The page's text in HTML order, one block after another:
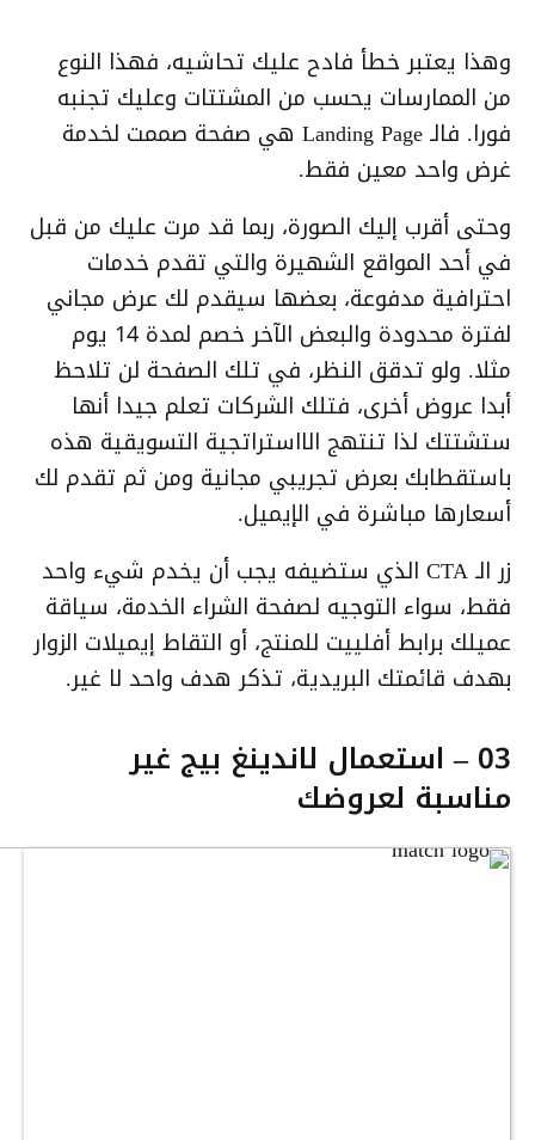
وهذا يعتبر خطأ فادح عليك تحاشيه، فهذا النوع
من الممارسات يحسب من المشتتات وعليك تجنبه
فورا. فالـ Landing Page هي صفحة صممت لخدمة
غرض واحد معين فقط.
وحتى أقرب إليك الصورة، ربما قد مرت عليك من قبل
في أحد المواقع الشهيرة والتي تقدم خدمات
احترافية مدفوعة، بعضها سيقدم لك عرض مجاني
لفترة محدودة والبعض الآخر خصم لمدة 14 يوم
مثلا. ولو تدقق النظر، في تلك الصفحة لن تلاحظ
أبدا عروض أخرى، فتلك الشركات تعلم جيدا أنها
ستشتتك لذا تنتهج الااستراتجية التسويقية هذه
باستقطابك بعرض تجريبي مجانية ومن ثم تقدم لك
أسعارها مباشرة في الإيميل.
زر الـ CTA الذي ستضيفه يجب أن يخدم شيء واحد
فقط، سواء التوجيه لصفحة الشراء الخدمة، سياقة
عميلك برابط أفلييت للمنتج، أو التقاط إيميلات الزوار
بهدف قائمتك البريدية، تذكر هدف واحد لا غير.
03 – استعمال لاندينغ بيج غير
مناسبة لعروضك